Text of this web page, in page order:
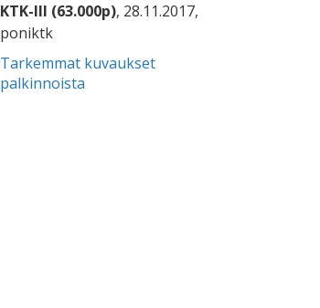
KTK-III (63.000p), 28.11.2017,
poniktk
Tarkemmat kuvaukset
palkinnoista